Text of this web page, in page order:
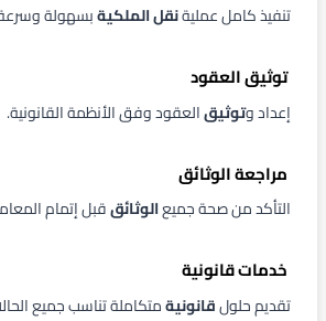
تنفيذ كامل عمليةنقل الملكيةبسهولة
توثيق العقود
إعداد وتوثيقالعقود وفق الأنظمة القانونية.
مراجعة الوثائق
التأكد من صحة جميعالوثائققبل إتمام
خدمات قانونية
تقديم حلولقانونيةمتكاملة تناسب جميع